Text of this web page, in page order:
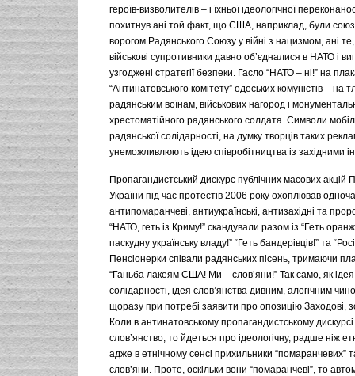
героїв-визволителів – і їхньої ідеологічної
похитнув ані той факт, що США, наприклад, були
ворогом Радянського Союзу у війні з нацизмом, ані
військові супротивники давно об’єдналися в НАТО і
узгоджені стратегії безпеки. Гасло “НАТО – ні!” на
“Антинатовського комітету” одеських комуністів – на
радянським воїнам, військових нагород і
хрестоматійного радянського солдата. Символи
радянської солідарності, на думку творців таких
унеможливлюють ідею співробітництва із західними
Пропагандистський дискурс публічних масових акцій
України під час протестів 2006 року охоплював
антипомаранчеві, антиукраїнські, антизахідні та
“НАТО, геть із Криму!” скандували разом із “Геть
паскудну українську владу!” “Геть бандерівців!” та
Пенсіонерки співали радянських пісень, тримаючи
“Ганьба лакеям США! Ми – слов’яни!” Так само, як ідея
солідарності, ідея слов’янства дивним, алогічним
щоразу при потребі заявити про опозицію Заходові,
Коли в антинатовському пропагандистському
слов’янство, то йдеться про ідеологічну, радше ніж
адже в етнічному сенсі прихильники “помаранчевих”
слов’яни. Проте, оскільки вони “помаранчеві”, то